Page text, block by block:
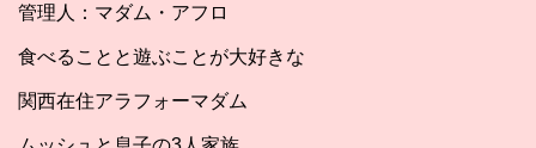
管理人：マダム・アフロ
食べることと遊ぶことが大好きな
関西在住アラフォーマダム